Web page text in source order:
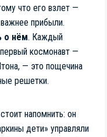
что его взлет —
прибыли.
о нём. Каждый
космонавт —
— это пощечина
решетки.
напомнить: он
дети» управляли